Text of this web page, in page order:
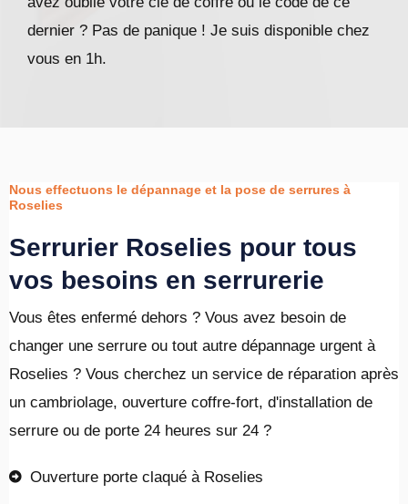
dernier ? Pas de panique ! Je suis disponible chez
vous en 1h.
Nous effectuons le dépannage et la pose de serrures à
Roselies
Serrurier Roselies pour tous
vos besoins en serrurerie
Vous êtes enfermé dehors ? Vous avez besoin de
changer une serrure ou tout autre dépannage urgent à
Roselies ? Vous cherchez un service de réparation après
un cambriolage, ouverture coffre-fort, d'installation de
serrure ou de porte 24 heures sur 24 ?
Ouverture porte claqué à Roselies